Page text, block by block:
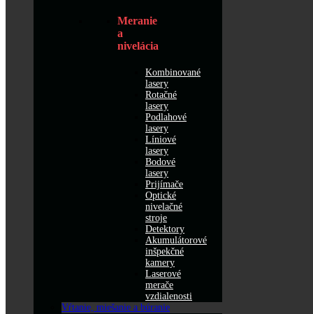
Meranie
a
nivelácia
Kombinované
lasery
Rotačné
lasery
Podlahové
lasery
Líniové
lasery
Bodové
lasery
Prijímače
Optické
nivelačné
stroje
Detektory
Akumulátorové
inšpekčné
kamery
Laserové
merače
vzdialenosti
Vŕtanie, miešanie a búranie